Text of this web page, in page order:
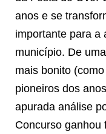
anos e se
importante para a
município. De
mais bonito
pioneiros dos
apurada análise
Concurso ganhou